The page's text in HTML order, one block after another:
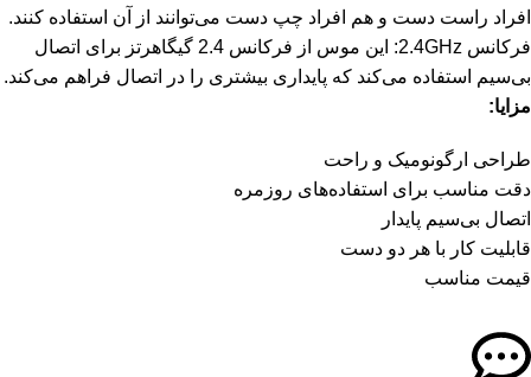
افراد راست دست و هم افراد چپ دست می‌توانند از آن استفاده کنند.
فرکانس 2.4GHz: این موس از فرکانس 2.4 گیگاهرتز برای اتصال
بی‌سیم استفاده می‌کند که پایداری بیشتری را در اتصال فراهم می‌کند.
مزایا:
طراحی ارگونومیک و راحت
دقت مناسب برای استفاده‌های روزمره
اتصال بی‌سیم پایدار
قابلیت کار با هر دو دست
قیمت مناسب